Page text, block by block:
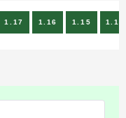
1.17 1.16 1.15 1.14